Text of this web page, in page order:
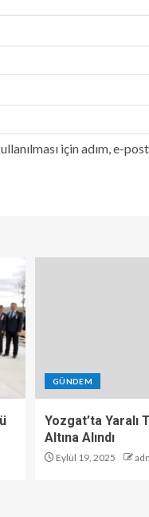
için adım, e-
GÜNDEM
Yozgat’ta Yaralı
Altına Alındı
Eylül 19, 2025